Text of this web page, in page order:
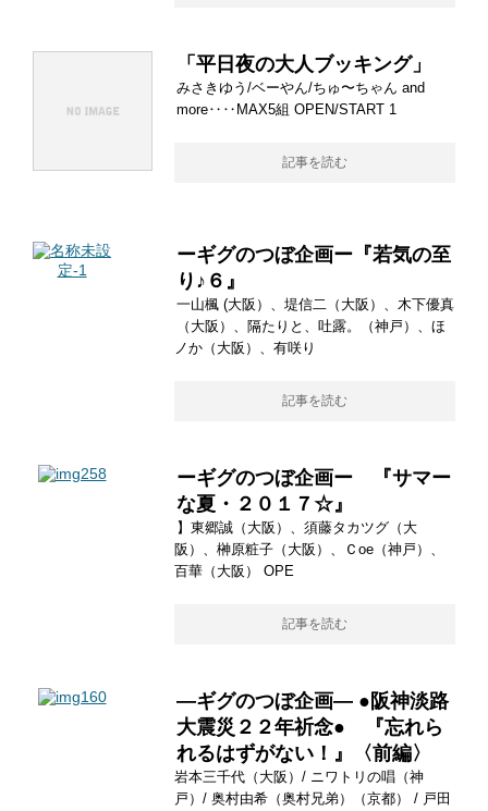
「平日夜の大人ブッキング」
みさきゆう/ベーやん/ちゅ〜ちゃん and
more‥‥MAX5組 OPEN/START 1
記事を読む
ーギグのつぼ企画ー『若気の至
り♪６』
一山楓 (大阪）、堤信二（大阪）、木下優真
（大阪）、隔たりと、吐露。（神戸）、ほ
ノか（大阪）、有咲り
記事を読む
ーギグのつぼ企画ー 『サマー
な夏・２０１７☆』
】東郷誠（大阪）、須藤タカツグ（大
阪）、榊原粧子（大阪）、Ｃoe（神戸）、
百華（大阪） OPE
記事を読む
―ギグのつぼ企画― ●阪神淡路
大震災２２年祈念● 『忘れら
れるはずがない！』〈前編〉
岩本三千代（大阪）/ ニワトリの唱（神
戸）/ 奥村由希（奥村兄弟）（京都） / 戸田